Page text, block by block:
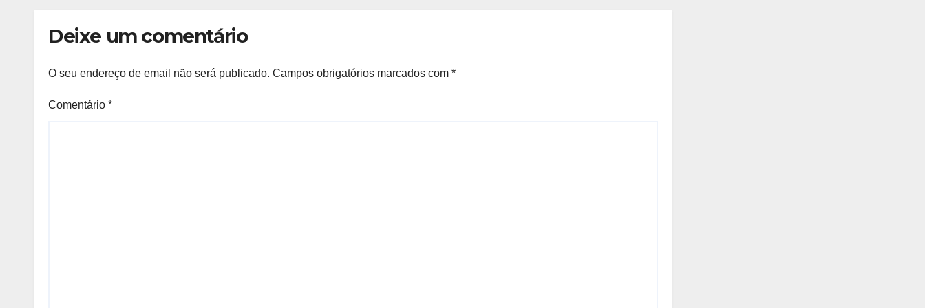
Deixe um comentário
O seu endereço de email não será publicado. Campos obrigatórios marcados com *
Comentário *